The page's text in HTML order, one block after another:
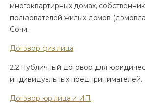
многоквартирных домах,
пользователей жилых домов
Сочи.
Договор физ.лица
2.2.Публичный договор для
индивидуальных предпринимателей.
Договор юр.лица и ИП